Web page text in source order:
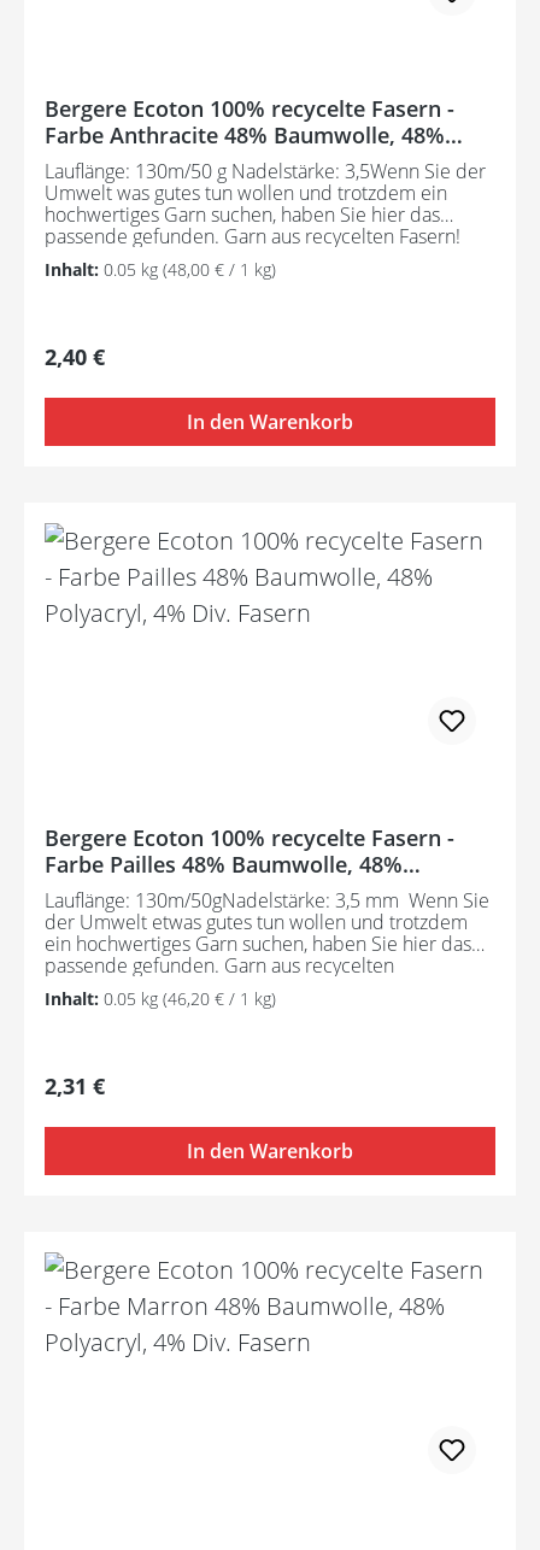
Bergere Ecoton 100% recycelte Fasern -
Farbe Anthracite 48% Baumwolle, 48%
Polyacryl, 4% Div. Fasern
Lauflänge: 130m/50 g Nadelstärke: 3,5Wenn Sie der
Umwelt was gutes tun wollen und trotzdem ein
hochwertiges Garn suchen, haben Sie hier das
passende gefunden. Garn aus recycelten Fasern!
Pflegeanleitung:Waschbar bei 30°C - sehr schonend
/ Wolle(Wollschleudern / nicht schleudern)
Inhalt: 0.05 kg (48,00 € / 1 kg)
Regulärer Preis:
2,40 €
In den Warenkorb
Bergere Ecoton 100% recycelte Fasern -
Farbe Pailles 48% Baumwolle, 48%
Polyacryl, 4% Div. Fasern
Lauflänge: 130m/50gNadelstärke: 3,5 mm Wenn Sie
der Umwelt etwas gutes tun wollen und trotzdem
ein hochwertiges Garn suchen, haben Sie hier das
passende gefunden. Garn aus recycelten
Fasern! Pflegeanleitung: Waschbar bei 30°C - sehr
schonend / Wolle (Wollschleudern / nicht
Inhalt: 0.05 kg (46,20 € / 1 kg)
Regulärer Preis:
2,31 €
In den Warenkorb